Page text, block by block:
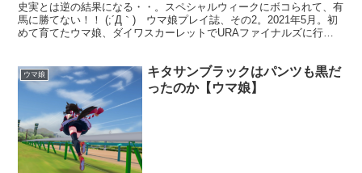
史実とは逆の結果になる・・。スペシャルウィークにボコられて、有
馬に勝てない！！ (;´Д｀) ウマ娘プレイ誌、その2。2021年5月。初
めて育てたウマ娘、ダイワスカーレットでURAファイナルズに行け
ウマ娘
キタサンブラックはパンツも黒だ
ったのか【ウマ娘】